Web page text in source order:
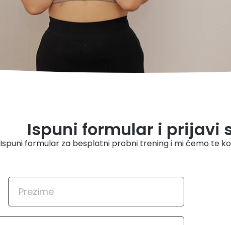
Ispuni formular i prijavi
Ispuni formular za besplatni probni trening i mi ćemo te